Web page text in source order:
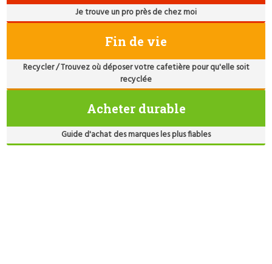
Je trouve un pro près de chez moi
Fin de vie
Recycler / Trouvez où déposer votre cafetière pour qu'elle soit
recyclée
Acheter durable
Guide d'achat des marques les plus fiables